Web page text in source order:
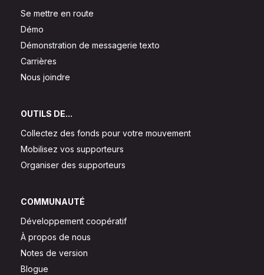
Se mettre en route
Démo
Démonstration de messagerie texto
Carrières
Nous joindre
OUTILS DE...
Collectez des fonds pour votre mouvement
Mobilisez vos supporteurs
Organiser des supporteurs
COMMUNAUTÉ
Développement coopératif
À propos de nous
Notes de version
Blogue